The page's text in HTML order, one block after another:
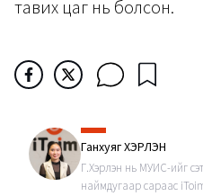
тавих цаг нь болсон.
Ганхуяг ХЭРЛЭН
Г.Хэрлэн нь МУИС-ийг
наймдугаар сараас